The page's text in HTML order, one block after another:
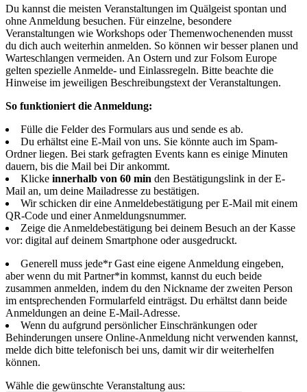
Du kannst die meisten Veranstaltungen im Quälgeist spontan und
ohne Anmeldung besuchen. Für einzelne, besondere
Veranstaltungen wie Workshops oder Themenwochenenden musst
du dich auch weiterhin anmelden. So können wir besser planen und
Warteschlangen vermeiden. An Ostern und zur Folsom Europe
gelten spezielle Anmelde- und Einlassregeln. Bitte beachte die
Hinweise im jeweiligen Beschreibungstext der Veranstaltungen.
So funktioniert die Anmeldung:
Fülle die Felder des Formulars aus und sende es ab.
Du erhältst eine E-Mail von uns. Sie könnte auch im Spam-
Ordner liegen. Bei stark gefragten Events kann es einige Minuten
dauern, bis die Mail bei Dir ankommt.
Klicke innerhalb von 60 min den Bestätigungslink in der E-
Mail an, um deine Mailadresse zu bestätigen.
Wir schicken dir eine Anmeldebestätigung per E-Mail mit einem
QR-Code und einer Anmeldungsnummer.
Zeige die Anmeldebestätigung bei deinem Besuch an der Kasse
vor: digital auf deinem Smartphone oder ausgedruckt.
Generell muss jede*r Gast eine eigene Anmeldung eingeben,
aber wenn du mit Partner*in kommst, kannst du euch beide
zusammen anmelden, indem du den Nickname der zweiten Person
im entsprechenden Formularfeld einträgst. Du erhältst dann beide
Anmeldungen an deine E-Mail-Adresse.
Wenn du aufgrund persönlicher Einschränkungen oder
Behinderungen unsere Online-Anmeldung nicht verwenden kannst,
melde dich bitte telefonisch bei uns, damit wir dir weiterhelfen
können.
Wähle die gewünschte Veranstaltung aus: